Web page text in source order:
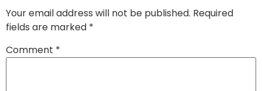
Your email address will not be published. Required
fields are marked *
Comment *